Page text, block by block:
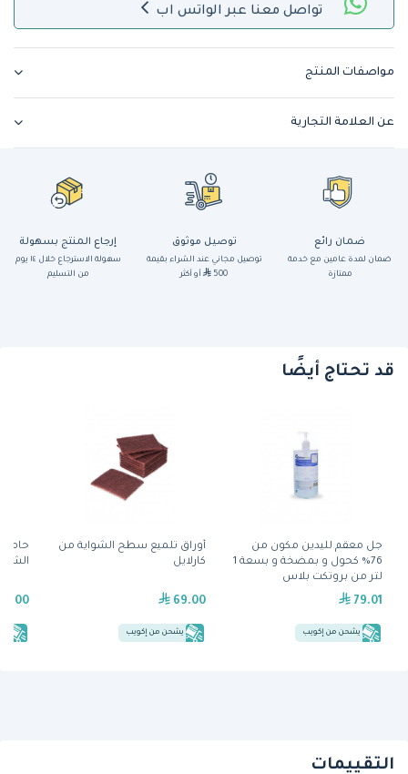
تواصل معنا عبر الواتس اب
مواصفات المنتج
عن العلامة التجارية
ضمان رائع
ضمان لمدة عامين مع خدمة
ممتازة
توصيل موثوق
توصيل مجاني عند الشراء بقيمة
500
أو أكثر
إرجاع المنتج بسهولة
سهولة الاسترجاع خلال ١٤ يوم
من التسليم
قد تحتاج أيضًا
جل معقم لليدين مكون من
76% كحول و بمضخة و بسعة 1
لتر من بروتكت بلاس
79.01
يشحن من إكويب
أوراق تلميع سطح الشواية من
كارلايل
69.00
يشحن من إكويب
حامل
التقييمات